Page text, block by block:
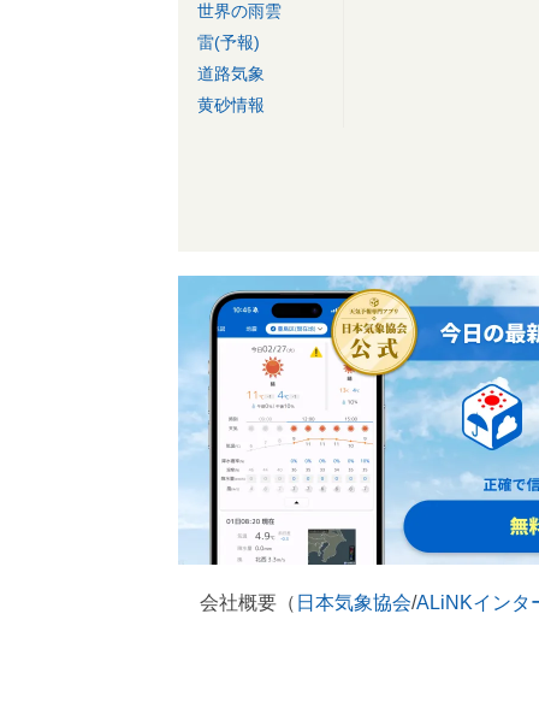
世界の雨雲
雷(予報)
道路気象
黄砂情報
会社概要（ 日本気象協会/ALiNKインタ